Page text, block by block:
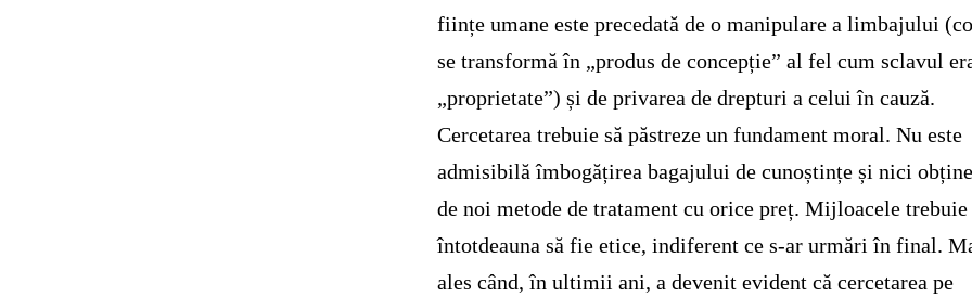
ființe umane este precedată de o manipulare a limbajului
se transformă în „produs de concepție” al fel cum sclavul
„proprietate”) și de privarea de drepturi a celui în cauză.
Cercetarea trebuie să păstreze un fundament moral. Nu este
admisibilă îmbogățirea bagajului de cunoștințe și nici
de noi metode de tratament cu orice preț. Mijloacele trebuie
întotdeauna să fie etice, indiferent ce s-ar urmări în final.
ales când, în ultimii ani, a devenit evident că cercetarea pe